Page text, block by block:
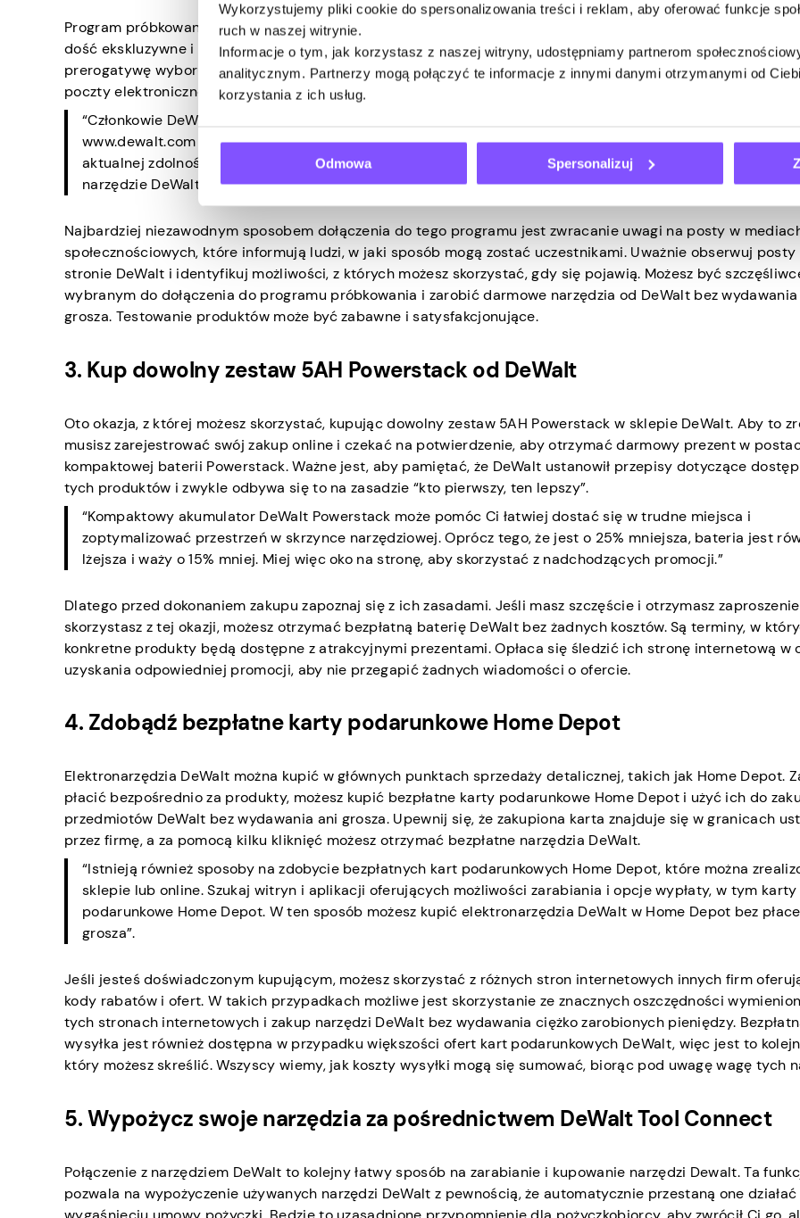
Wykorzystujemy pliki cookie do spersonalizowania treści i reklam, aby oferować funkcje
ruch w naszej witrynie.
Informacje o tym, jak korzystasz z naszej witryny, udostępniamy partnerom
analitycznym. Partnerzy mogą połączyć te informacje z innymi danymi otrzymanymi od
korzystania z ich usług.
Odmowa Spersonalizuj
Program próbkowania DeWalt to świetny sposób na zdobycie bezpłatnych narzędzi marki. Ponieważ jednak
dość ekskluzywne i trudne do zdobycia, naprawdę trudno jest z niego skorzystać. Personel rekrutacyjny
prerogatywę wyboru osób, które chce wziąć do tego programu, a wybrane osoby są zapraszane za
poczty elektronicznej.
“Członkowie DeWalt Sampling Program są zwykle wybierani na podstawie liczby recenzji, które napisali na
www.dewalt.com w przeszłości, zaangażowania w jedną z cyfrowych społeczności Stanley Black &
aktualnej zdolności członkowskiej. Tak więc, aby zwiększyć swoje szanse na zaproszenie przez zespół, kup
narzędzie DeWalt i opublikuj jak najwięcej recenzji”.
Najbardziej niezawodnym sposobem dołączenia do tego programu jest zwracanie uwagi na posty w
społecznościowych, które informują ludzi, w jaki sposób mogą zostać uczestnikami. Uważnie obserwuj posty
stronie DeWalt i identyfikuj możliwości, z których możesz skorzystać, gdy się pojawią. Możesz być
wybranym do dołączenia do programu próbkowania i zarobić darmowe narzędzia od DeWalt bez
grosza. Testowanie produktów może być zabawne i satysfakcjonujące.
3. Kup dowolny zestaw 5AH Powerstack od DeWalt
Oto okazja, z której możesz skorzystać, kupując dowolny zestaw 5AH Powerstack w sklepie DeWalt. Aby to
musisz zarejestrować swój zakup online i czekać na potwierdzenie, aby otrzymać darmowy prezent w
kompaktowej baterii Powerstack. Ważne jest, aby pamiętać, że DeWalt ustanowił przepisy dotyczące
tych produktów i zwykle odbywa się to na zasadzie “kto pierwszy, ten lepszy”.
“Kompaktowy akumulator DeWalt Powerstack może pomóc Ci łatwiej dostać się w trudne miejsca i
zoptymalizować przestrzeń w skrzynce narzędziowej. Oprócz tego, że jest o 25% mniejsza, bateria jest
lżejsza i waży o 15% mniej. Miej więc oko na stronę, aby skorzystać z nadchodzących promocji.”
Dlatego przed dokonaniem zakupu zapoznaj się z ich zasadami. Jeśli masz szczęście i otrzymasz
skorzystasz z tej okazji, możesz otrzymać bezpłatną baterię DeWalt bez żadnych kosztów. Są terminy, w
konkretne produkty będą dostępne z atrakcyjnymi prezentami. Opłaca się śledzić ich stronę internetową w
uzyskania odpowiedniej promocji, aby nie przegapić żadnych wiadomości o ofercie.
4. Zdobądź bezpłatne karty podarunkowe Home Depot
Elektronarzędzia DeWalt można kupić w głównych punktach sprzedaży detalicznej, takich jak Home Depot.
płacić bezpośrednio za produkty, możesz kupić bezpłatne karty podarunkowe Home Depot i użyć ich do
przedmiotów DeWalt bez wydawania ani grosza. Upewnij się, że zakupiona karta znajduje się w granicach
przez firmę, a za pomocą kilku kliknięć możesz otrzymać bezpłatne narzędzia DeWalt.
“Istnieją również sposoby na zdobycie bezpłatnych kart podarunkowych Home Depot, które można
sklepie lub online. Szukaj witryn i aplikacji oferujących możliwości zarabiania i opcje wypłaty, w tym karty
podarunkowe Home Depot. W ten sposób możesz kupić elektronarzędzia DeWalt w Home Depot bez
grosza”.
Jeśli jesteś doświadczonym kupującym, możesz skorzystać z różnych stron internetowych innych firm
kody rabatów i ofert. W takich przypadkach możliwe jest skorzystanie ze znacznych oszczędności
tych stronach internetowych i zakup narzędzi DeWalt bez wydawania ciężko zarobionych pieniędzy.
wysyłka jest również dostępna w przypadku większości ofert kart podarunkowych DeWalt, więc jest to
który możesz skreślić. Wszyscy wiemy, jak koszty wysyłki mogą się sumować, biorąc pod uwagę wagę tych
5. Wypożycz swoje narzędzia za pośrednictwem DeWalt Tool Connect
Połączenie z narzędziem DeWalt to kolejny łatwy sposób na zarabianie i kupowanie narzędzi Dewalt. Ta
pozwala na wypożyczenie używanych narzędzi DeWalt z pewnością, że automatycznie przestaną one